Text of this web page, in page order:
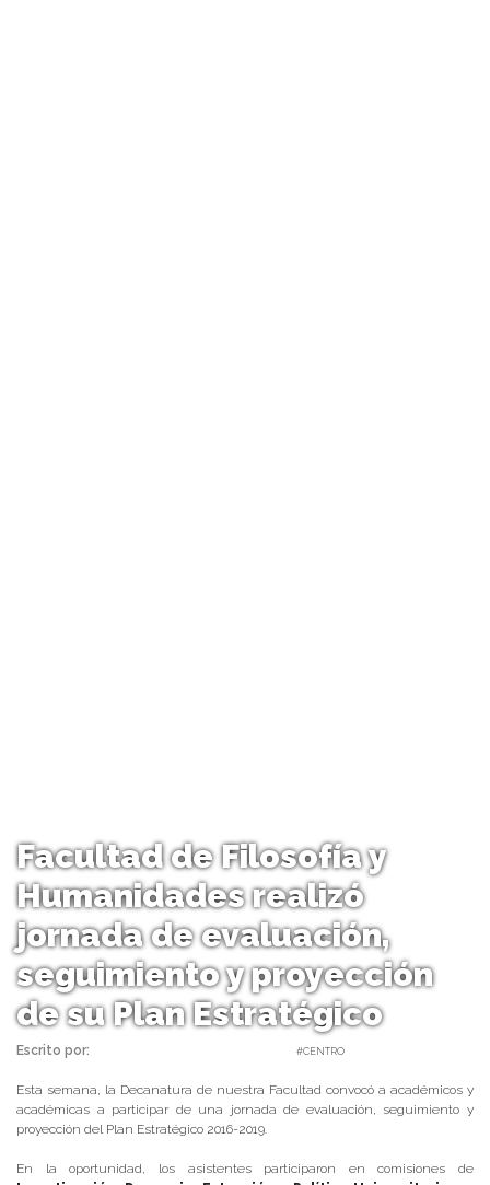
Facultad de Filosofía y
Humanidades realizó
jornada de evaluación,
seguimiento y proyección
de su Plan Estratégico
Escrito por: #CENTRO
Esta semana, la Decanatura de nuestra Facultad convocó a académicos y
académicas a participar de una jornada de evaluación, seguimiento y
proyección del Plan Estratégico 2016-2019.
En la oportunidad, los asistentes participaron en comisiones de